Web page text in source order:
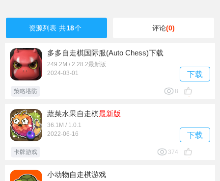
资源列表 共18个 评论(0)
多多自走棋国际服(Auto Chess)下载
249.2M / 2.28.2最新版
2024-03-01
下载
策略塔防 8
蔬菜水果自走棋最新版
36.1M / 1.0.1
2022-06-16
下载
卡牌游戏 374
小动物自走棋游戏